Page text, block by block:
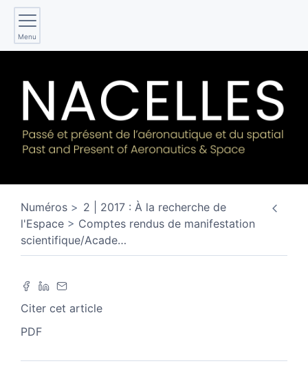
Menu
Numéros
2 | 2017 : À la recherche de
l'Espace
Comptes rendus de manifestation
scientifique/Acade…
Citer cet article
PDF